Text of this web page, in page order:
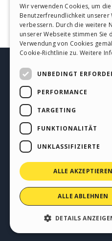
HELP
Anleitungen
Websites
Copyright © 2026
Diese Seite enthält
Verhalten von
Wir verwenden Cookies, um die
Benutzerfreundlichkeit unserer
verbessern. Durch die weitere
unserer Webseite stimmen Sie
Verwendung von Cookies
Cookie-Richtlinie zu. Weitere
UNBEDINGT
PERFORMANCE
TARGETING
FUNKTIONALITÄT
UNKLASSIFIZIERTE
ALLE AKZEPTIEREN
ALLE ABLEHNEN
DETAILS